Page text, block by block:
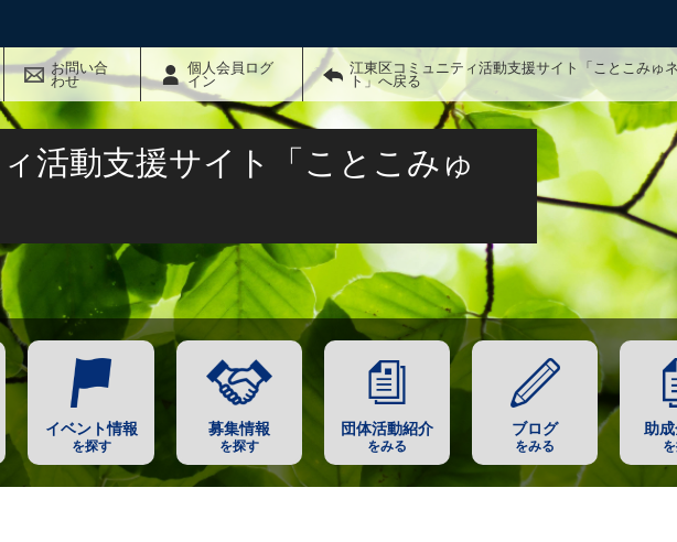
お問い合
わせ
個人会員ログ
イン
江東区コミュニティ活動支援サイト「ことこみゅ
ト」へ戻る
活動支援サイト「ことこみゅ
イベント情報
を探す
募集情報
を探す
団体活動紹介
をみる
ブログ
をみる
助